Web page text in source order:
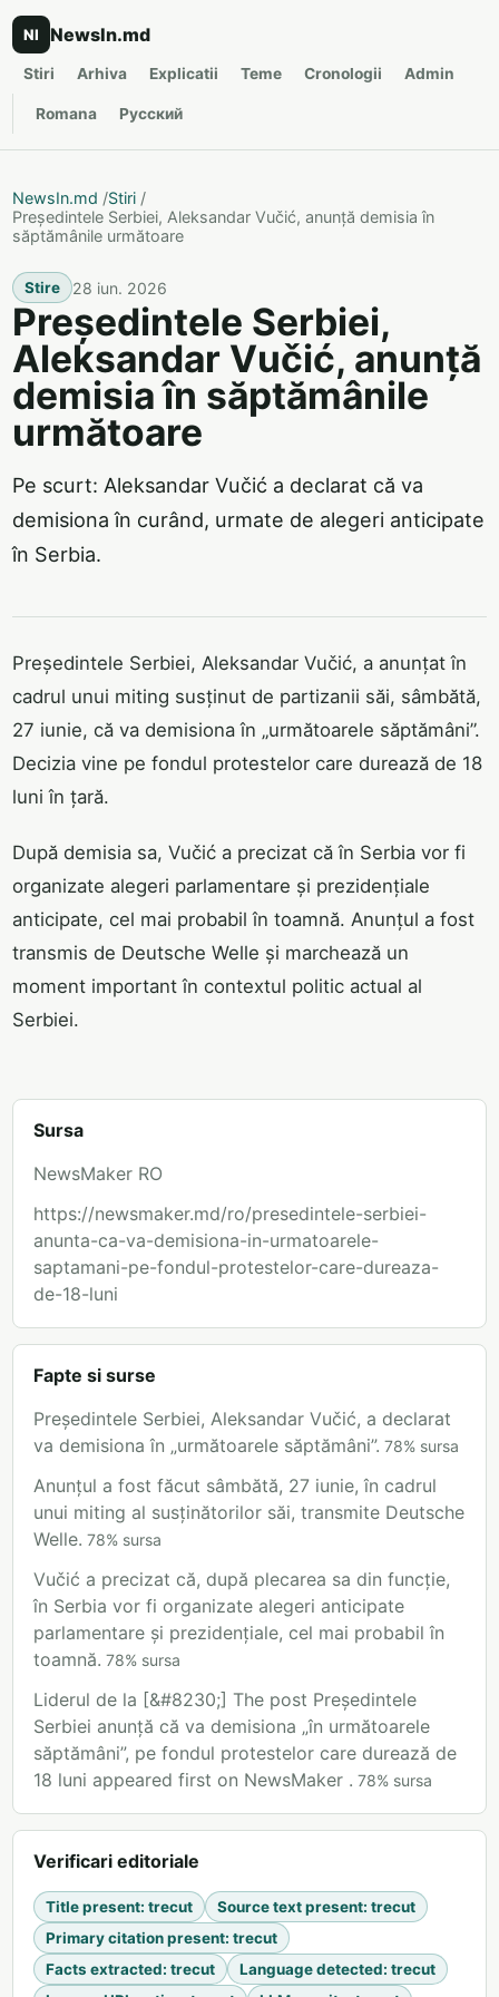
NI NewsIn.md
Stiri Arhiva Explicatii Teme Cronologii Admin
Romana Русский
NewsIn.md /Stiri /
Președintele Serbiei, Aleksandar Vučić, anunță demisia în
săptămânile următoare
Stire 28 iun. 2026
Președintele Serbiei,
Aleksandar Vučić, anunță
demisia în săptămânile
următoare
Pe scurt: Aleksandar Vučić a declarat că va
demisiona în curând, urmate de alegeri anticipate
în Serbia.
Președintele Serbiei, Aleksandar Vučić, a anunțat în
cadrul unui miting susținut de partizanii săi, sâmbătă,
27 iunie, că va demisiona în „următoarele săptămâni”.
Decizia vine pe fondul protestelor care durează de 18
luni în țară.
După demisia sa, Vučić a precizat că în Serbia vor fi
organizate alegeri parlamentare și prezidențiale
anticipate, cel mai probabil în toamnă. Anunțul a fost
transmis de Deutsche Welle și marchează un
moment important în contextul politic actual al
Serbiei.
Sursa
NewsMaker RO
https://newsmaker.md/ro/presedintele-serbiei-
anunta-ca-va-demisiona-in-urmatoarele-
saptamani-pe-fondul-protestelor-care-dureaza-
de-18-luni
Fapte si surse
Președintele Serbiei, Aleksandar Vučić, a declarat
va demisiona în „următoarele săptămâni”. 78% sursa
Anunțul a fost făcut sâmbătă, 27 iunie, în cadrul
unui miting al susținătorilor săi, transmite Deutsche
Welle. 78% sursa
Vučić a precizat că, după plecarea sa din funcție,
în Serbia vor fi organizate alegeri anticipate
parlamentare și prezidențiale, cel mai probabil în
toamnă. 78% sursa
Liderul de la [&#8230;] The post Președintele
Serbiei anunță că va demisiona „în următoarele
săptămâni”, pe fondul protestelor care durează de
18 luni appeared first on NewsMaker . 78% sursa
Verificari editoriale
Title present: trecut Source text present: trecut
Primary citation present: trecut
Facts extracted: trecut Language detected: trecut